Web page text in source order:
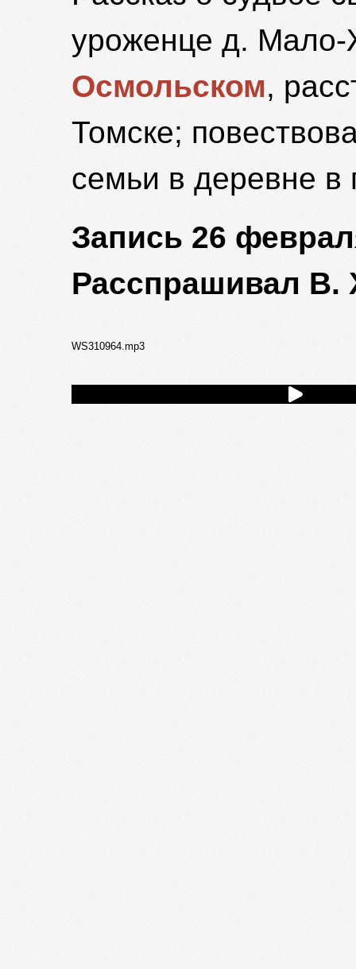
уроженце д.
Осмольском,
Томске;
семьи в деревне в
Запись 26
Расспрашивал В.
WS310964.mp3